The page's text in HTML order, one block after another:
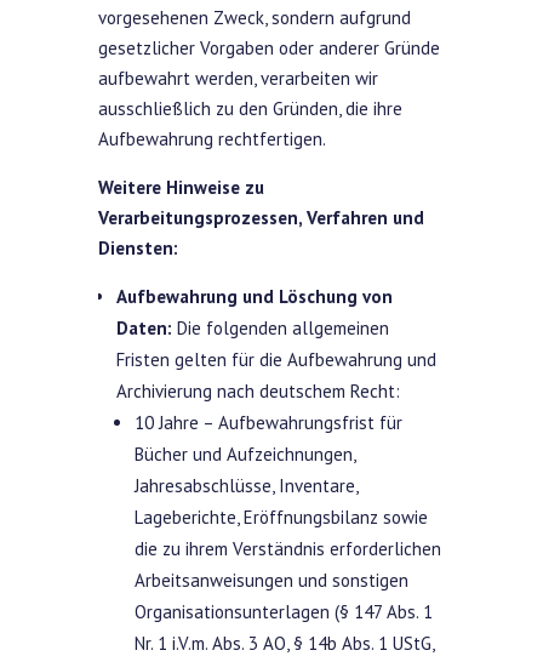
vorgesehenen Zweck, sondern aufgrund
gesetzlicher Vorgaben oder anderer Gründe
aufbewahrt werden, verarbeiten wir
ausschließlich zu den Gründen, die ihre
Aufbewahrung rechtfertigen.
Weitere Hinweise zu
Verarbeitungsprozessen, Verfahren und
Diensten:
Aufbewahrung und Löschung von
Daten: Die folgenden allgemeinen
Fristen gelten für die Aufbewahrung und
Archivierung nach deutschem Recht:
10 Jahre – Aufbewahrungsfrist für
Bücher und Aufzeichnungen,
Jahresabschlüsse, Inventare,
Lageberichte, Eröffnungsbilanz sowie
die zu ihrem Verständnis erforderlichen
Arbeitsanweisungen und sonstigen
Organisationsunterlagen (§ 147 Abs. 1
Nr. 1 i.V.m. Abs. 3 AO, § 14b Abs. 1 UStG,